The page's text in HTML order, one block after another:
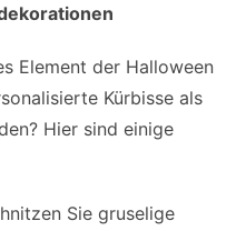
Element der Halloween
Kürbisse als
Hier sind einige
Sie gruselige